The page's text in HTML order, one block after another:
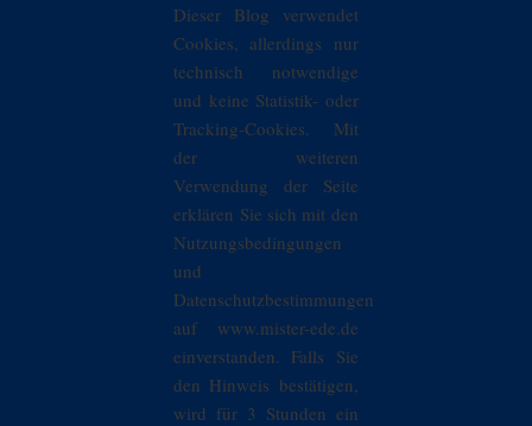
Dieser Blog verwendet
Cookies, allerdings nur
technisch notwendige
und keine Statistik- oder
Tracking-Cookies. Mit
der weiteren
Verwendung der Seite
erklären Sie sich mit den
Nutzungsbedingungen
und
Datenschutzbestimmungen
auf www.mister-ede.de
einverstanden. Falls Sie
den Hinweis bestätigen,
wird für 3 Stunden ein